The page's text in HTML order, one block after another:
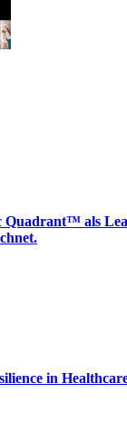
Quadrant™ als
in